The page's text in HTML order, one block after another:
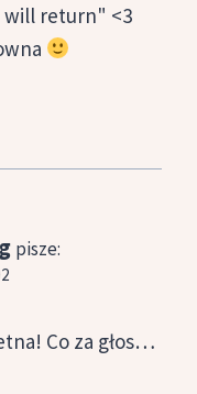
will return" <3
pisze:
Co za głos…